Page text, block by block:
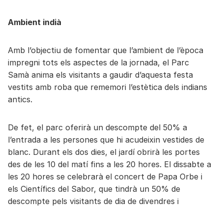
Ambient indià
Amb l’objectiu de fomentar que l’ambient de l’època
impregni tots els aspectes de la jornada, el Parc
Samà anima els visitants a gaudir d’aquesta festa
vestits amb roba que rememori l’estètica dels indians
antics.
De fet, el parc oferirà un descompte del 50% a
l’entrada a les persones que hi acudeixin vestides de
blanc. Durant els dos dies, el jardí obrirà les portes
des de les 10 del matí fins a les 20 hores. El dissabte a
les 20 hores se celebrarà el concert de Papa Orbe i
els Científics del Sabor, que tindrà un 50% de
descompte pels visitants de dia de divendres i